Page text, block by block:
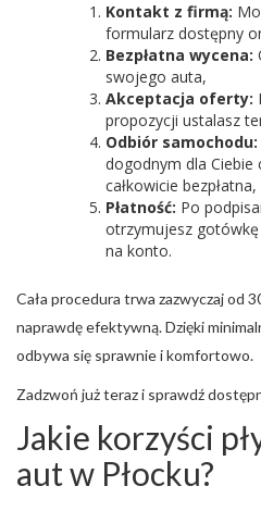
Kontakt z firmą:
formularz dostępny
Bezpłatna wycena:
swojego auta,
Akceptacja oferty:
propozycji ustalasz
Odbiór samochodu:
dogodnym dla Ciebie
całkowicie bezpłatna,
Płatność: Po
otrzymujesz
na konto.
Cała procedura trwa zazwyczaj od
naprawdę efektywną. Dzięki
odbywa się sprawnie i komfortowo.
Zadzwoń już teraz i sprawdź
Jakie korzyści
aut w Płocku?